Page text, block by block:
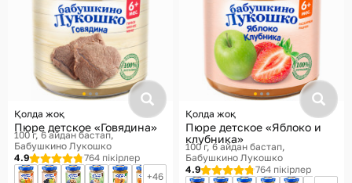
Қолда жоқ
Пюре детское «Говядина»
100 г, 6 айдан бастап
Бабушкино Лукошко
4.9
764 пікірлер
46
Қолда жоқ
Пюре детское «Яблоко и
клубника»
100 г, 6 айдан бастап
Бабушкино Лукошко
4.9
764 пікірлер